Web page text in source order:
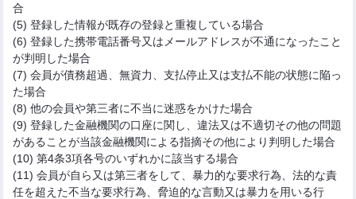
合
(5) 登録した情報が既存の登録と重複している場合
(6) 登録した携帯電話番号又はメールアドレスが不通になったこと
が判明した場合
(7) 会員が債務超過、無資力、支払停止又は支払不能の状態に陥っ
た場合
(8) 他の会員や第三者に不当に迷惑をかけた場合
(9) 登録した金融機関の口座に関し、違法又は不適切その他の問題
があることが当該金融機関による指摘その他により判明した場合
(10) 第4条3項各号のいずれかに該当する場合
(11) 会員が自ら又は第三者をして、暴力的な要求行為、法的な責
任を超えた不当な要求行為、脅迫的な言動又は暴力を用いる行